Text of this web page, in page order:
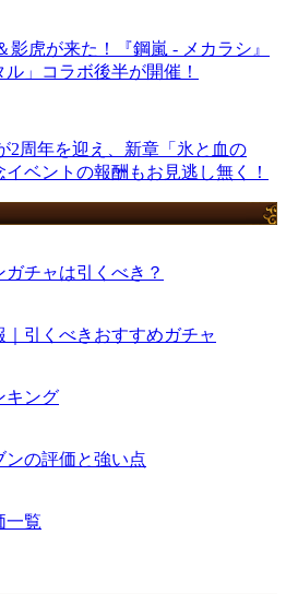
影虎が来た！『鋼嵐 - メカラシ』
」コラボ後半が開催！
2周年を迎え、新章「氷と血の
ベントの報酬もお見逃し無く！
チャは引くべき？
｜引くべきおすすめガチャ
キング
ンの評価と強い点
一覧